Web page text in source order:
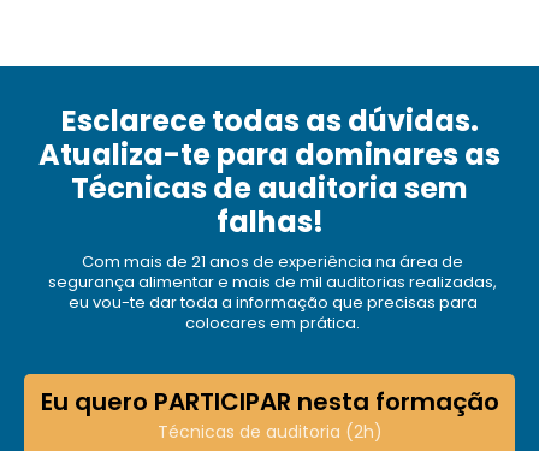
Esclarece todas as dúvidas.
Atualiza-te para dominares as
Técnicas de auditoria sem
falhas!
Com mais de 21 anos de experiência na área de
segurança alimentar e mais de mil auditorias realizadas,
eu vou-te dar toda a informação que precisas para
colocares em prática.
Eu quero PARTICIPAR nesta formação
Técnicas de auditoria (2h)